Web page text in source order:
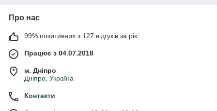
Про нас
99% позитивних з 127 відгуків за рік
Працює з 04.07.2018
м. Дніпро
Дніпро, Україна
Контакти